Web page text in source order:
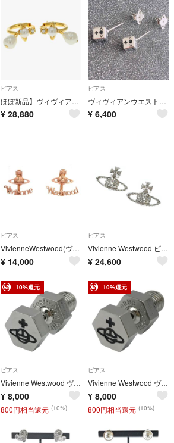
ピアス
ほぼ新品】ヴィヴィアン CYBILLEピアス 真鍮 ゴールド
¥ 28,880
ピアス
ヴィヴィアンウエストウッド サイコロピアス
¥ 6,400
ピアス
VivienneWestwood(ヴィヴィアンウエストウッド) ピアス - ピンクゴールド オーブ
¥ 14,000
ピアス
Vivienne Westwood ピアス シルバー 【古着】【中古】【送料無料】
¥ 24,600
10%還元
ピアス
Vivienne Westwood ヴィヴィアンウエストウッド ピアス ユニセックス 片耳 1個 六角ボルト オーブ シルバー 中古 T1
¥ 8,000
800円相当還元 (10%)
10%還元
ピアス
Vivienne Westwood ヴィヴィアンウエストウッド ピアス ユニセックス 片耳 1個 六角ボルト オーブ シルバー 中古 T1
¥ 8,000
800円相当還元 (10%)